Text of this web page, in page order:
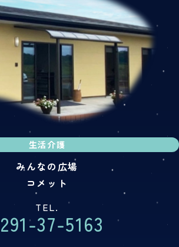
生活介護
みんなの広場
コメット
TEL.
37-5163